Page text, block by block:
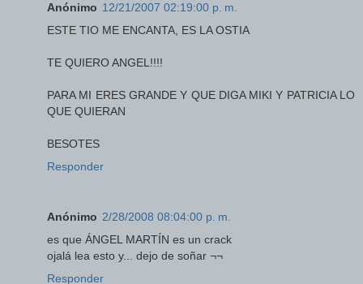
Anónimo 12/21/2007 02:19:00 p. m.
ESTE TIO ME ENCANTA, ES LA OSTIA
TE QUIERO ANGEL!!!!
PARA MI ERES GRANDE Y QUE DIGA MIKI Y PATRICIA LO
QUE QUIERAN
BESOTES
Responder
Anónimo 2/28/2008 08:04:00 p. m.
es que ÁNGEL MARTÍN es un crack
ojalá lea esto y... dejo de soñar ¬¬
Responder